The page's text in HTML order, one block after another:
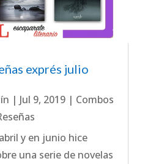
exprés julio
| Jul 9, 2019| Combos
y en junio hice
una serie de novelas